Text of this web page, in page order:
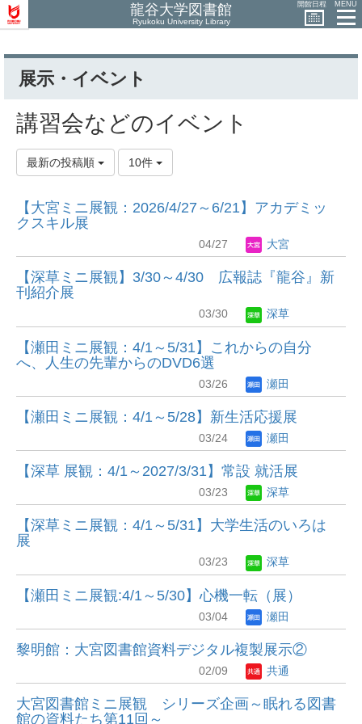
龍谷大学図書館
Ryukoku University Library
開館日程 MENU
展示・イベント
講習会などのイベント
最新の投稿順 10件
【大宮ミニ展観：2026/4/27～6/21】アカデミッ
クスキル展
04/27 大宮
【深草ミニ展観】3/30～4/30 広報誌『龍谷』 新
刊紹介展
03/30 深草
【瀬田ミニ展観：4/1～5/31】これからの自分
へ、人生の先輩からのDVD6選
03/26 瀬田
【瀬田ミニ展観：4/1～5/28】新生活応援展
03/24 瀬田
【深草 展観：4/1～2027/3/31】常設 就活展
03/23 深草
【深草ミニ展観：4/1～5/31】大学生活のいろは
展
03/23 深草
【瀬田ミニ展観:4/1～5/30】心機一転（展）
03/04 瀬田
黎明館：大宮図書館資料デジタル複製展示②
02/09 共通
大宮図書館ミニ展観 シリーズ企画～眠れる図書
館の資料たち第11回～